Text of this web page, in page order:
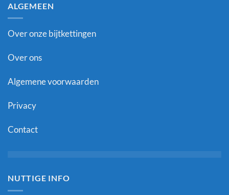
ALGEMEEN
Over onze bijtkettingen
Over ons
Algemene voorwaarden
Privacy
Contact
NUTTIGE INFO